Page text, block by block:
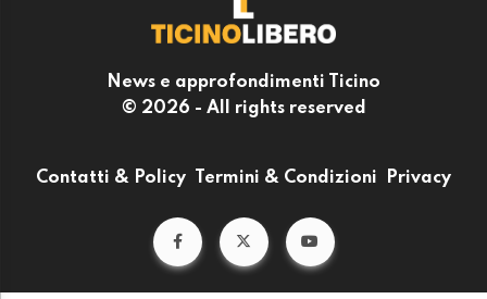
News e approfondimenti Ticino
© 2026 - All rights reserved
Contatti & Policy Termini & Condizioni Privacy